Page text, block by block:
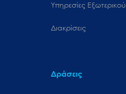
Υπηρεσίες Εξωτερικού
Διακρίσεις
Δράσεις